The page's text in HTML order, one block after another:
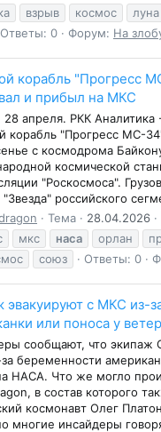
взрыв космос луна
Ответы: 0 Форум: На
корабль "Прогресс
и прибыл на МКС
28 апреля. РКК Аналитика
корабль "Прогресс МС-
с космодрома
космической
"Роскосмоса".
российского
Тема 28.04.2026
мкс наса орлан
союз Ответы: 0
эвакуируют с МКС из-
или поноса у
сообщают, что экипаж
беременности
НАСА. Что же могло
в состав которого
космонавт Олег
многие инсайдеры